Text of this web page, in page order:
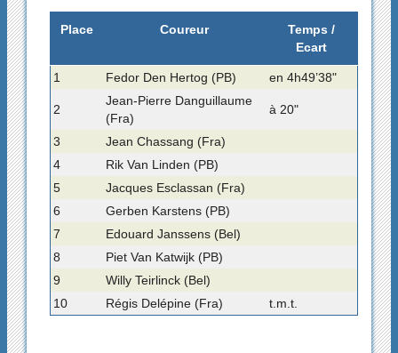
Place Coureur
Temps /
Ecart
1 Fedor Den Hertog (PB) en 4h49’38"
2
Jean-Pierre Danguillaume
(Fra)
à 20"
3
Jean Chassang (Fra)
4
Rik Van Linden (PB)
5
Jacques Esclassan (Fra)
6
Gerben Karstens (PB)
7
Edouard Janssens (Bel)
8
Piet Van Katwijk (PB)
9
Willy Teirlinck (Bel)
10
Régis Delépine (Fra) t.m.t.